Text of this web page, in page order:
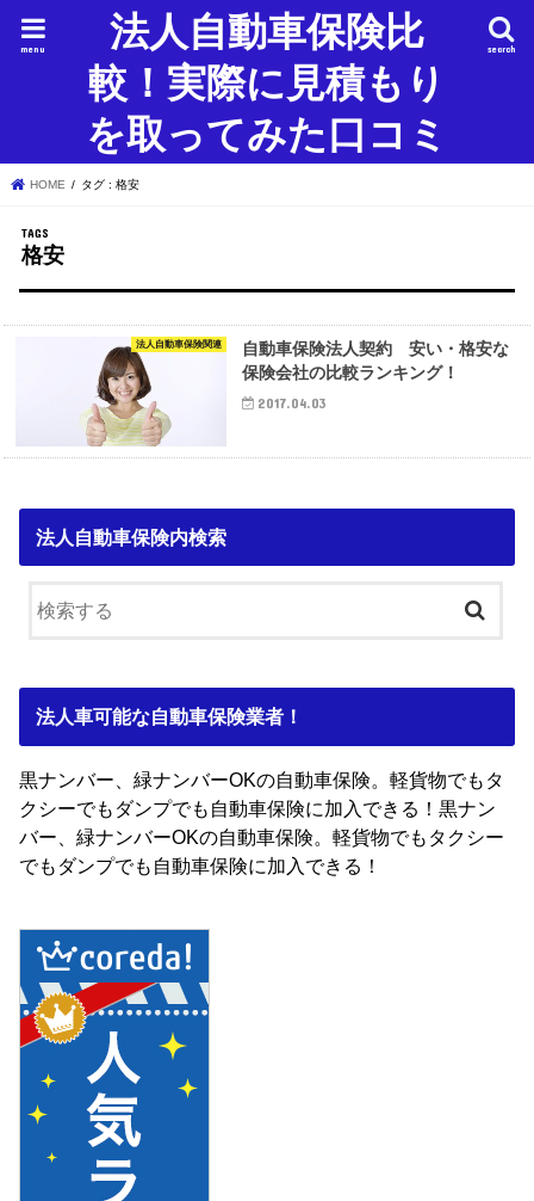
法人自動車保険比
較！実際に見積もり
を取ってみた口コミ
search
menu
HOME タグ : 格安
格安
法人自動車保険関連
自動車保険法人契約 安い・格安な
保険会社の比較ランキング！
2017.04.03
法人自動車保険内検索
法人車可能な自動車保険業者！
黒ナンバー、緑ナンバーOKの自動車保険。軽貨物でもタ
クシーでもダンプでも自動車保険に加入できる！黒ナン
バー、緑ナンバーOKの自動車保険。軽貨物でもタクシー
でもダンプでも自動車保険に加入できる！